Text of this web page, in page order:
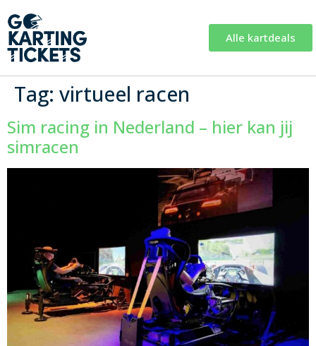
Alle kartdeals
Tag: virtueel racen
Sim racing in Nederland – hier kan jij
simracen